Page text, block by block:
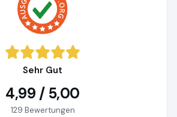
Sehr Gut
4,99 / 5,00
129 Bewertungen